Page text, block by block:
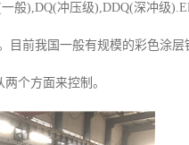
般),DQ(冲压级),DDQ(深冲级
前我国一般有规模的彩色涂层
个方面来控制。